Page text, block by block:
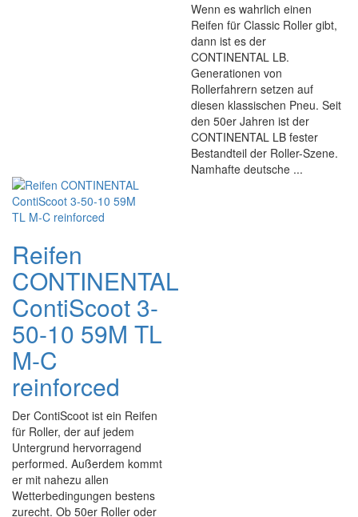
Wenn es wahrlich einen
Reifen für Classic Roller gibt,
dann ist es der
CONTINENTAL LB.
Generationen von
Rollerfahrern setzen auf
diesen klassischen Pneu. Seit
den 50er Jahren ist der
CONTINENTAL LB fester
Bestandteil der Roller-Szene.
Namhafte deutsche ...
Reifen
CONTINENTAL
ContiScoot 3-
50-10 59M TL
M-C
reinforced
Der ContiScoot ist ein Reifen
für Roller, der auf jedem
Untergrund hervorragend
performed. Außerdem kommt
er mit nahezu allen
Wetterbedingungen bestens
zurecht. Ob 50er Roller oder